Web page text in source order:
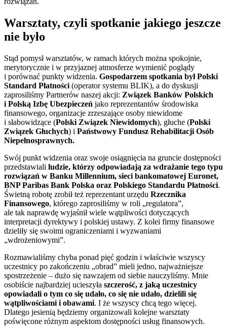
Warsztaty, czyli spotkanie jakiego jeszcze
nie było
Stąd pomysł warsztatów, w ramach których można spokojnie,
merytorycznie i w przyjaznej atmosferze wymienić poglądy
i porównać punkty widzenia. Gospodarzem spotkania był Polski
Standard Płatności (operator systemu BLIK), a do dyskusji
zaprosiliśmy Partnerów naszej akcji: Związek Banków Polskich
i Polską Izbę Ubezpieczeń jako reprezentantów środowiska
finansowego, organizacje zrzeszające osoby niewidome
i słabowidzące (Polski Związek Niewidomych), głuche (Polski
Związek Głuchych) i Państwowy Fundusz Rehabilitacji Osób
Niepełnosprawnych.
Swój punkt widzenia oraz swoje osiągnięcia na gruncie dostępności
przedstawiali ludzie, którzy odpowiadają za wdrażanie tego typu
rozwiązań w Banku Millennium, sieci bankomatowej Euronet,
BNP Paribas Bank Polska oraz Polskiego Standardu Płatności.
Świetną robotę zrobił też reprezentant urzędu Rzecznika
Finansowego, którego zaprosiliśmy w roli „regulatora”,
ale tak naprawdę wyjaśnił wiele wątpliwości dotyczących
interpretacji dyrektywy i polskiej ustawy. Z kolei firmy finansowe
dzieliły się swoimi ograniczeniami i wyzwaniami
„wdrożeniowymi”.
Rozmawialiśmy chyba ponad pięć godzin i właściwie wszyscy
uczestnicy po zakończeniu „obrad” mieli jedno, najważniejsze
spostrzeżenie – dużo się nawzajem od siebie nauczyliśmy. Mnie
osobiście najbardziej ucieszyła szczerość, z jaką uczestnicy
opowiadali o tym co się udało, co się nie udało, dzielili się
wątpliwościami i obawami. I że wszyscy chcą tego więcej.
Dlatego jesienią będziemy organizowali kolejne warsztaty
poświęcone różnym aspektom dostępności usług finansowych.